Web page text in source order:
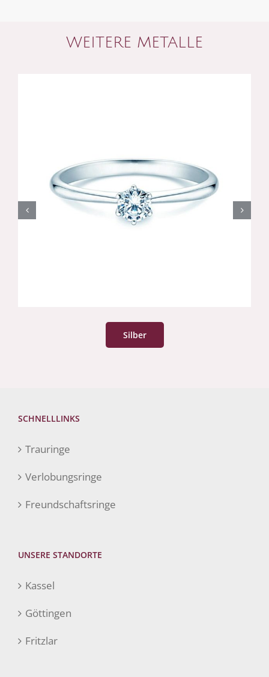
WEITERE METALLE
Silber
SCHNELLLINKS
Trauringe
Verlobungsringe
Freundschaftsringe
UNSERE STANDORTE
Kassel
Göttingen
Fritzlar